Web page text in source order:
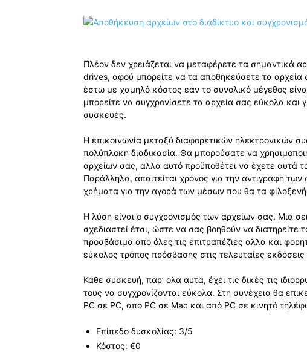
Πλέον δεν χρειάζεται να μεταφέρετε τα σημαντικά
drives, αφού μπορείτε να τα αποθηκεύσετε τα
έστω με χαμηλό κόστος εάν το συνολικό μέγεθος
μπορείτε να συγχρονίσετε τα αρχεία σας εύκολα
συσκευές.
Η επικοινωνία μεταξύ διαφορετικών ηλεκτρονικών
πολύπλοκη διαδικασία. Θα μπορούσατε να
αρχείων σας, αλλά αυτό προϋποθέτει να έχετε αυτά
Παράλληλα, απαιτείται χρόνος για την αντιγραφή
χρήματα για την αγορά των μέσων που θα τα
Η λύση είναι ο συγχρονισμός των αρχείων σας. Μια
σχεδιαστεί έτσι, ώστε να σας βοηθούν να
προσβάσιμα από όλες τις επιτραπέζιες αλλά και
εύκολος τρόπος πρόσβασης στις τελευταίες
Κάθε συσκευή, παρ’ όλα αυτά, έχει τις δικές τις
τους να συγχρονίζονται εύκολα. Στη συνέχεια θα
PC σε PC, από PC σε Mac και από PC σε κινητό
Επίπεδο δυσκολίας: 3/5
Κόστος: €0